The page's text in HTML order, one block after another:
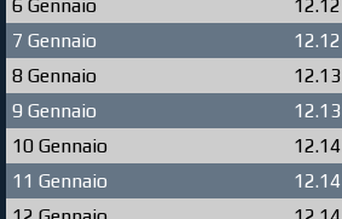
6 Gennaio
12.12
7 Gennaio
12.12
8 Gennaio
12.13
9 Gennaio
12.13
10 Gennaio
12.14
11 Gennaio
12.14